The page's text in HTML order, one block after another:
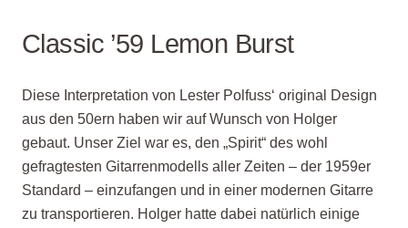
Classic ’59 Lemon Burst
Diese Interpretation von Lester Polfuss‘ original Design
aus den 50ern haben wir auf Wunsch von Holger
gebaut. Unser Ziel war es, den „Spirit“ des wohl
gefragtesten Gitarrenmodells aller Zeiten – der 1959er
Standard – einzufangen und in einer modernen Gitarre
zu transportieren. Holger hatte dabei natürlich einige